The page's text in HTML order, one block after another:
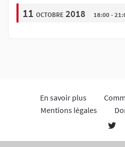
11 octobre 2018 18:00 -
En savoir plus
Mentions légales